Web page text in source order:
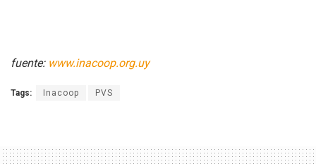
fuente: www.inacoop.org.uy
Tags: Inacoop PVS